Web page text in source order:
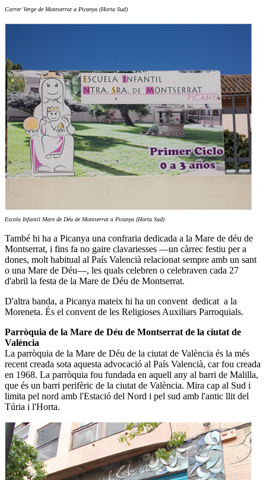
Carrer Verge de Montserrat a Picanya (Horta Sud)
Escola Infantil Mare de Déu de Montserrat a Picanya (Horta Sud)
També hi ha a Picanya una confraria dedicada a la Mare de déu de
Montserrat, i fins fa no gaire clavariesses —un càrrec festiu per a
dones, molt habitual al País Valencià relacionat sempre amb un sant
o una Mare de Déu—, les quals celebren o celebraven cada 27
d'abril la festa de la Mare de Déu de Montserrat.
D'altra banda, a Picanya mateix hi ha un convent dedicat a la
Moreneta. És el convent de les Religioses Auxiliars Parroquials.
Parròquia de la Mare de Déu de Montserrat de la ciutat de
València
La parròquia de la Mare de Déu de la ciutat de València és la més
recent creada sota aquesta advocació al País Valencià, car fou creada
en 1968. La parròquia fou fundada en aquell any al barri de Malilla,
que és un barri perifèric de la ciutat de València. Mira cap al Sud i
limita pel nord amb l'Estació del Nord i pel sud amb l'antic llit del
Túria i l'Horta.